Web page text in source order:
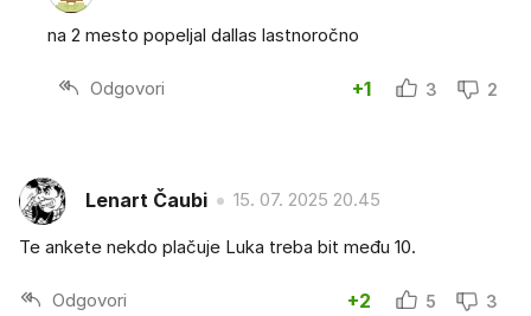
na 2 mesto popeljal dallas lastnoročno
Odgovori +1 3 2
Lenart Čaubi 15. 07. 2025 20.45
Te ankete nekdo plačuje Luka treba bit među 10.
Odgovori +2 5 3